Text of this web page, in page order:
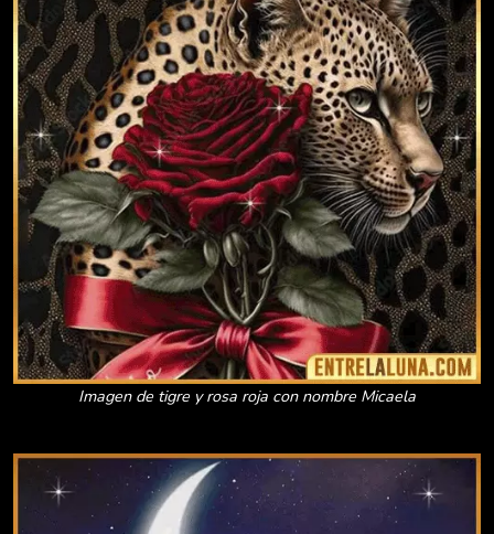
Imagen de tigre y rosa roja con nombre Micaela